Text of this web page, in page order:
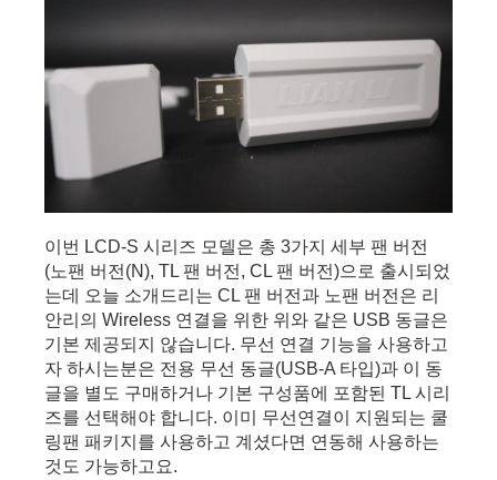
이번 LCD-S 시리즈 모델은 총 3가지 세부 팬 버전
(노팬 버전(N), TL 팬 버전, CL 팬 버전)으로 출시되었
는데 오늘 소개드리는 CL 팬 버전과 노팬 버전은 리
안리의 Wireless 연결을 위한 위와 같은 USB 동글은
기본 제공되지 않습니다. 무선 연결 기능을 사용하고
자 하시는분은 전용 무선 동글(USB-A 타입)과 이 동
글을 별도 구매하거나 기본 구성품에 포함된 TL 시리
즈를 선택해야 합니다. 이미 무선연결이 지원되는 쿨
링팬 패키지를 사용하고 계셨다면 연동해 사용하는
것도 가능하고요.